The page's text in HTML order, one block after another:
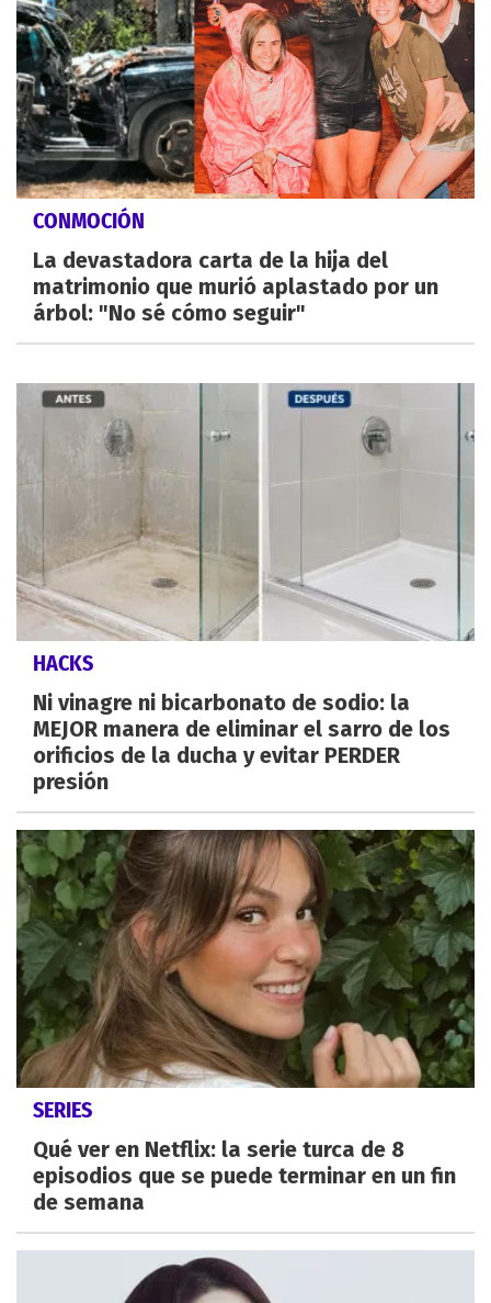
CONMOCIÓN
La devastadora carta de la hija del
matrimonio que murió aplastado por un
árbol: "No sé cómo seguir"
HACKS
Ni vinagre ni bicarbonato de sodio: la
MEJOR manera de eliminar el sarro de los
orificios de la ducha y evitar PERDER
presión
SERIES
Qué ver en Netflix: la serie turca de 8
episodios que se puede terminar en un fin
de semana